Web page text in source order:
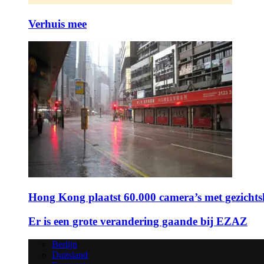
Verhuis mee
Hong Kong plaatst 60.000 camera’s met
Er is een grote verandering gaande bij EZAZ
Berlijn
Duitsland